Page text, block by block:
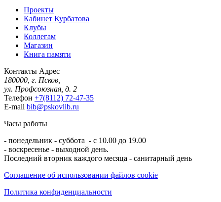
Проекты
Кабинет Курбатова
Клубы
Коллегам
Магазин
Книга памяти
Контакты Адрес
180000, г. Псков,
ул. Профсоюзная, д. 2
Телефон +7(8112) 72-47-35
E-mail bib@pskovlib.ru
Часы работы
- понедельник - суббота - с 10.00 до 19.00
- воскресенье - выходной день.
Последний вторник каждого месяца - санитарный день
Соглашение об использовании файлов cookie
Политика конфиденциальности